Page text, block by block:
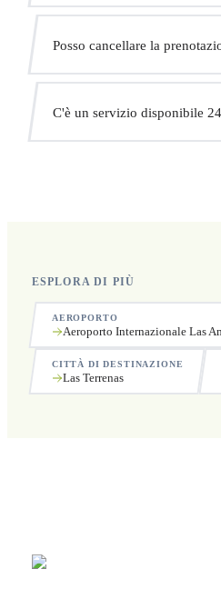
adatterà automaticamente l'orario
aggiuntivi.
Posso cancellare la
Sì, puoi cancellare
ritiro.
C'è un servizio disponibile
ESPLORA DI PIÙ
AEROPORTO
Aeroporto Internazionale Las
CITTÀ DI DESTINAZIONE
Las Terrenas